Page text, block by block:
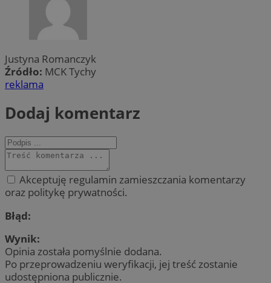
Justyna Romanczyk
Źródło: MCK Tychy
reklama
Dodaj komentarz
Akceptuję regulamin zamieszczania komentarzy
oraz politykę prywatności.
Błąd:
Wynik:
Opinia została pomyślnie dodana.
Po przeprowadzeniu weryfikacji, jej treść zostanie
udostępniona publicznie.